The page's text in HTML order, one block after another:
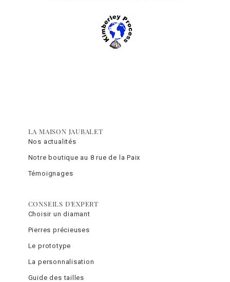
LA MAISON JAUBALET
Nos actualités
Notre boutique au 8 rue de la Paix
Témoignages
CONSEILS D'EXPERT
Choisir un diamant
Pierres précieuses
Le prototype
La personnalisation
Guide des tailles